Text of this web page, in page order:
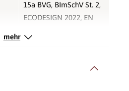
15a BVG, BImSchV St. 2,
ECODESIGN 2022, EN
mehr